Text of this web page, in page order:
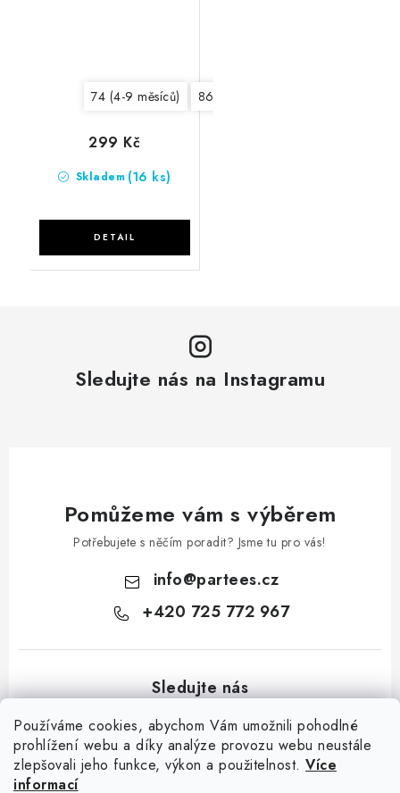
Používáme cookies, abychom Vám umožnili pohodlné
prohlížení webu a díky analýze provozu webu neustále
zlepšovali jeho funkce, výkon a použitelnost. Více
informací
74 (4-9 měsíců) 86 (12-18 měsíců)
Skladem (16 ks)
299 Kč
Sledujte nás na Instagramu
Pomůžeme vám s výběrem
Potřebujete s něčím poradit? Jsme tu pro vás!
info@partees.cz
+420 725 772 967